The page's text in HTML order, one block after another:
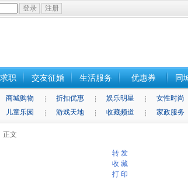
职 交友征婚 生活服务 优惠券 同
商城购物 折扣优惠 娱乐明星 女性时尚
儿童乐园 游戏天地 收藏频道 家政服务
正文
转 发
收 藏
打 印